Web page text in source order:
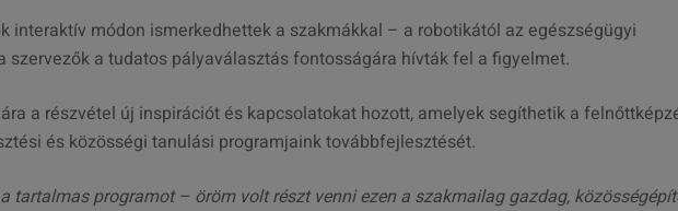
interaktív módon ismerkedhettek a szakmákkal – a robotikától az egészségügyi
szervezők a tudatos pályaválasztás fontosságára hívták fel a figyelmet.
a részvétel új inspirációt és kapcsolatokat hozott, amelyek segíthetik a
és közösségi tanulási programjaink továbbfejlesztését.
tartalmas programot – öröm volt részt venni ezen a szakmailag gazdag,